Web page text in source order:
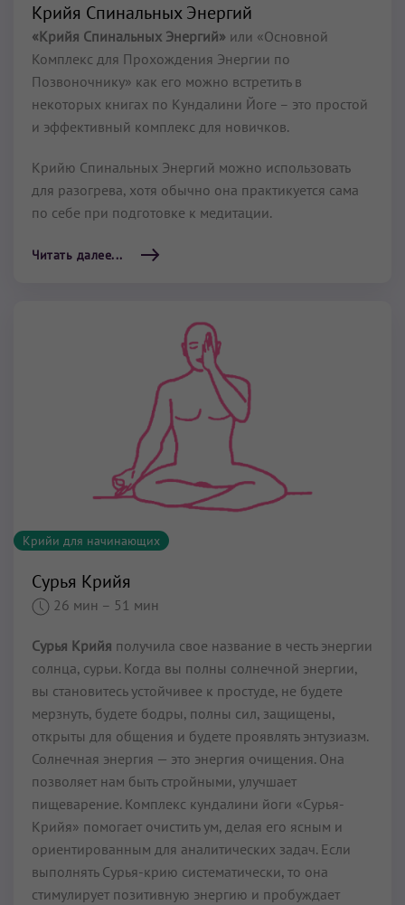
Крийя Спинальных Энергий
«Крийя Спинальных Энергий» или «Основной
Комплекс для Прохождения Энергии по
Позвоночнику» как его можно встретить в
некоторых книгах по Кундалини Йоге – это простой
и эффективный комплекс для новичков.
Крийю Спинальных Энергий можно использовать
для разогрева, хотя обычно она практикуется сама
по себе при подготовке к медитации.
Читать далее...
Крийи для начинающих
Сурья Крийя
26 мин – 51 мин
Сурья Крийя получила свое название в честь энергии
солнца, сурьи. Когда вы полны солнечной энергии,
вы становитесь устойчивее к простуде, не будете
мерзнуть, будете бодры, полны сил, защищены,
открыты для общения и будете проявлять энтузиазм.
Солнечная энергия — это энергия очищения. Она
позволяет нам быть стройными, улучшает
пищеварение. Комплекс кундалини йоги «Сурья-
Крийя» помогает очистить ум, делая его ясным и
ориентированным для аналитических задач. Если
выполнять Сурья-крию систематически, то она
стимулирует позитивную энергию и пробуждает